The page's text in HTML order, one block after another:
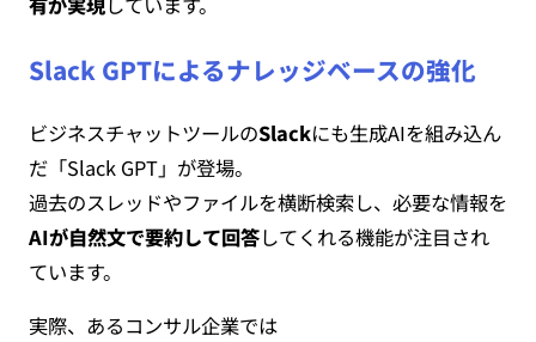
Slack GPTによるナレッジベースの強化
ビジネスチャットツールのSlackにも生成AIを組み込ん
だ「Slack GPT」が登場。
過去のスレッドやファイルを横断検索し、必要な情報を
AIが自然文で要約して回答してくれる機能が注目され
ています。
実際、あるコンサル企業では